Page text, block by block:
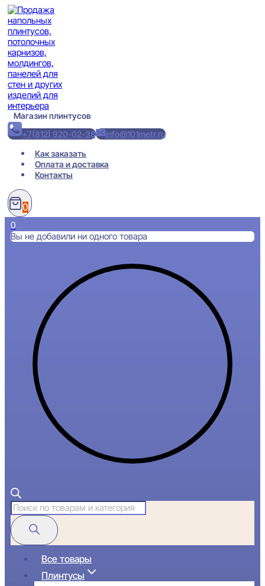
Перейти
к
содержимому
Магазин плинтусов
+7(812) 920-02-38
info@101metr.ru
Как заказать
Оплата и доставка
Контакты
0
0
Вы не добавили ни одного товара
Поиск
товаров
Все товары
Плинтусы